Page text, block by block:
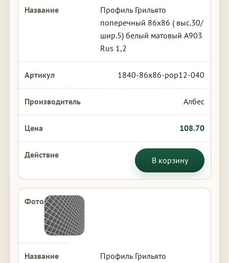
Профиль Грильято
поперечный 86х86 ( выс.30/
шир.5) белый матовый А903
Rus 1,2
1840-86x86-pop12-040
Албес
108.70
В корзину
Профиль Грильято